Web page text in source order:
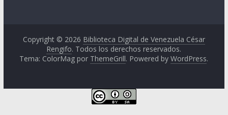
Copyright © 2026 Biblioteca Digital de Venezuela César
Rengifo. Todos los derechos reservados.
Tema: ColorMag por ThemeGrill. Powered byWordPress.